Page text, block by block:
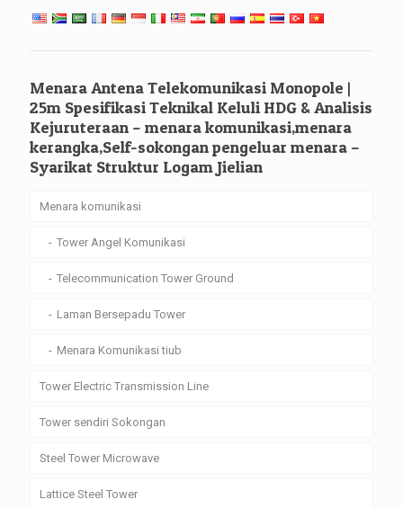
Menara Antena Telekomunikasi Monopole |
25m Spesifikasi Teknikal Keluli HDG & Analisis
Kejuruteraan – menara komunikasi,menara
kerangka,Self-sokongan pengeluar menara –
Syarikat Struktur Logam Jielian
Menara komunikasi
Tower Angel Komunikasi
Telecommunication Tower Ground
Laman Bersepadu Tower
Menara Komunikasi tiub
Tower Electric Transmission Line
Tower sendiri Sokongan
Steel Tower Microwave
Lattice Steel Tower